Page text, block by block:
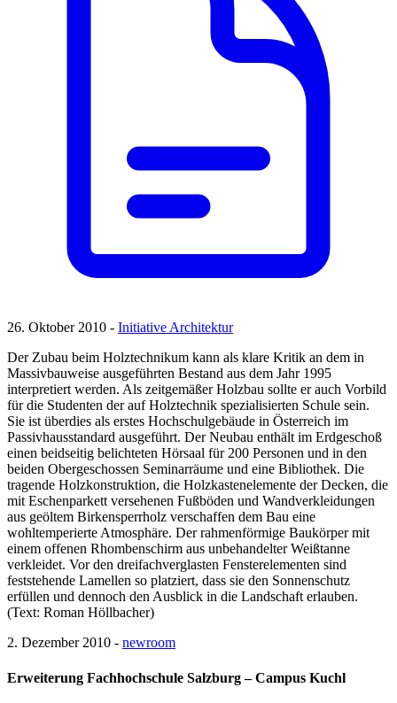
26. Oktober 2010 - Initiative Architektur
Der Zubau beim Holztechnikum kann als klare Kritik an dem in
Massivbauweise ausgeführten Bestand aus dem Jahr 1995
interpretiert werden. Als zeitgemäßer Holzbau sollte er auch Vorbild
für die Studenten der auf Holztechnik spezialisierten Schule sein.
Sie ist überdies als erstes Hochschulgebäude in Österreich im
Passivhausstandard ausgeführt. Der Neubau enthält im Erdgeschoß
einen beidseitig belichteten Hörsaal für 200 Personen und in den
beiden Obergeschossen Seminarräume und eine Bibliothek. Die
tragende Holzkonstruktion, die Holzkastenelemente der Decken, die
mit Eschenparkett versehenen Fußböden und Wandverkleidungen
aus geöltem Birkensperrholz verschaffen dem Bau eine
wohltemperierte Atmosphäre. Der rahmenförmige Baukörper mit
einem offenen Rhombenschirm aus unbehandelter Weißtanne
verkleidet. Vor den dreifachverglasten Fensterelementen sind
feststehende Lamellen so platziert, dass sie den Sonnenschutz
erfüllen und dennoch den Ausblick in die Landschaft erlauben.
(Text: Roman Höllbacher)
2. Dezember 2010 - newroom
Erweiterung Fachhochschule Salzburg – Campus Kuchl